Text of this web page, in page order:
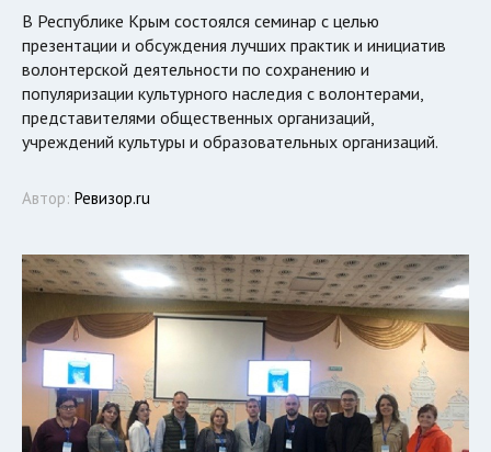
В Республике Крым состоялся семинар с целью
презентации и обсуждения лучших практик и инициатив
волонтерской деятельности по сохранению и
популяризации культурного наследия с волонтерами,
представителями общественных организаций,
учреждений культуры и образовательных организаций.
Автор: Ревизор.ru